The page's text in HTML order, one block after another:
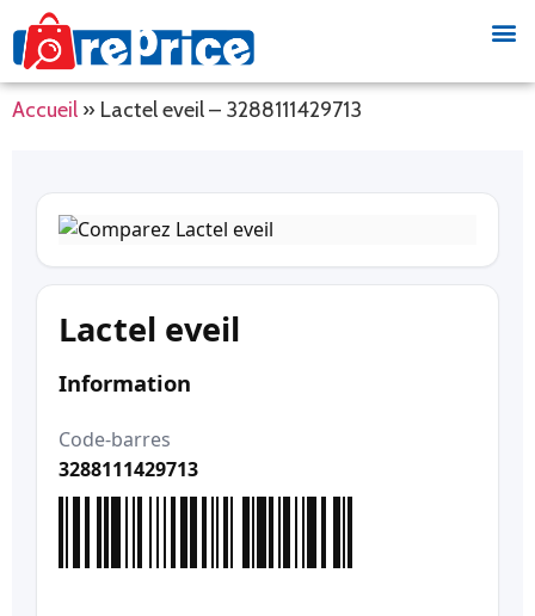
Accueil » Lactel eveil – 3288111429713
Lactel eveil
Information
Code-barres
3288111429713